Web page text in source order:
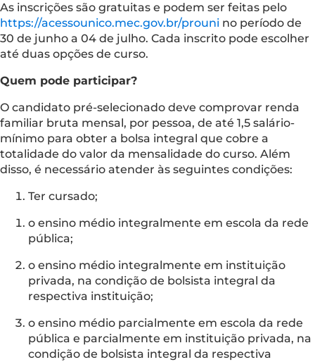
As inscrições são gratuitas e podem ser feitas pelo
https://acessounico.mec.gov.br/prouni no período de
30 de junho a 04 de julho. Cada inscrito pode escolher
até duas opções de curso.
Quem pode participar?
O candidato pré-selecionado deve comprovar renda
familiar bruta mensal, por pessoa, de até 1,5 salário-
mínimo para obter a bolsa integral que cobre a
totalidade do valor da mensalidade do curso. Além
disso, é necessário atender às seguintes condições:
Ter cursado;
o ensino médio integralmente em escola da rede
pública;
o ensino médio integralmente em instituição
privada, na condição de bolsista integral da
respectiva instituição;
o ensino médio parcialmente em escola da rede
pública e parcialmente em instituição privada, na
condição de bolsista integral da respectiva